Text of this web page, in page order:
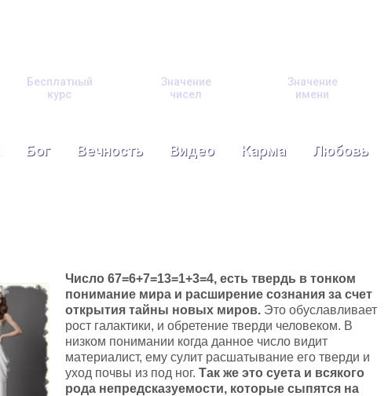
Бесплатный
курс
Значение
чисел
Значение
имени
Бог Вечность Видео Карма Любовь
Число 67=6+7=13=1+3=4, есть твердь в тонком
понимание мира и расширение сознания за счет
открытия тайны новых миров. Это обуславливает
рост галактики, и обретение тверди человеком. В
низком понимании когда данное число видит
материалист, ему сулит расшатывание его тверди и
уход почвы из под ног. Так же это суета и всякого
рода непредсказуемости, которые сыпятся на